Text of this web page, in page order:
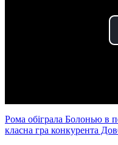
Рома обіграла Болонью в
класна гра конкурента